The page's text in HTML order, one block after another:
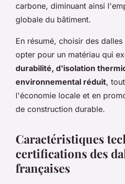
carbone, diminuant ainsi
globale du bâtiment.
En résumé, choisir des
opter pour un matériau qui
durabilité, d'isolation
environnemental réduit,
l'économie locale et en
de construction durable.
Caractéristiques
certifications des
françaises